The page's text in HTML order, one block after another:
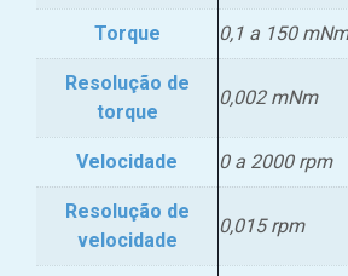
Torque
0,1 a 150 mNm
Resolução de
torque
0,002 mNm
Velocidade
0 a 2000 rpm
Resolução de
velocidade
0,015 rpm